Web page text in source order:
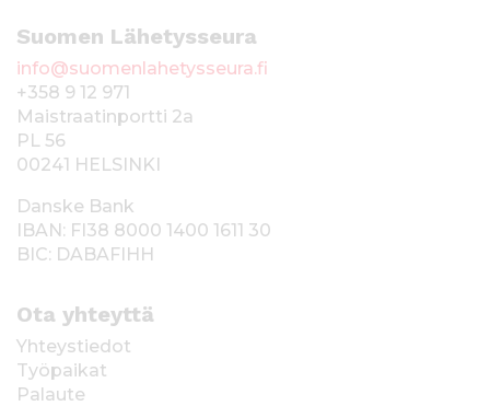
Suomen Lähetysseura
info@suomenlahetysseura.fi
+358 9 12 971
Maistraatinportti 2a
PL 56
00241 HELSINKI
Danske Bank
IBAN: FI38 8000 1400 1611 30
BIC: DABAFIHH
Ota yhteyttä
Yhteystiedot
Työpaikat
Palaute